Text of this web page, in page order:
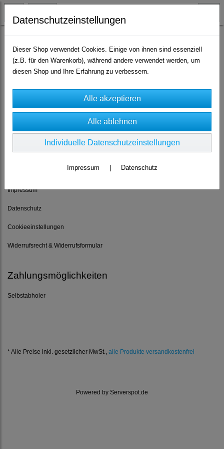
Es wurden leider keine Produkte gefunden.
Rechtliches
Impressum
Datenschutz
Cookieeinstellungen
Widerrufsrecht & Widerrufsformular
Zahlungsmöglichkeiten
Selbstabholer
* Alle Preise inkl. gesetzlicher MwSt., alle Produkte versandkostenfrei
Powered by Serverspot.de
Datenschutzeinstellungen
Dieser Shop verwendet Cookies. Einige von ihnen sind essenziell
(z.B. für den Warenkorb), während andere verwendet werden, um
diesen Shop und Ihre Erfahrung zu verbessern.
Individuelle Datenschutzeinstellungen
Impressum Datenschutz